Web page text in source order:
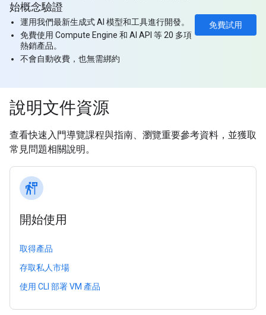
免費試用
始概念驗證
運用我們最新生成式 AI 模型和工具進行開發。
免費使用 Compute Engine 和 AI API 等 20 多項
熱銷產品。
不會自動收費，也無需綁約
說明文件資源
查看快速入門導覽課程與指南、瀏覽重要參考資料，並獲取
常見問題相關說明。
follow_the_signs
開始使用
取得產品
存取私人市場
使用 CLI 部署 VM 產品